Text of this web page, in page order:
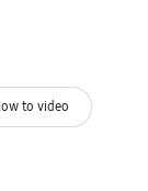
to video